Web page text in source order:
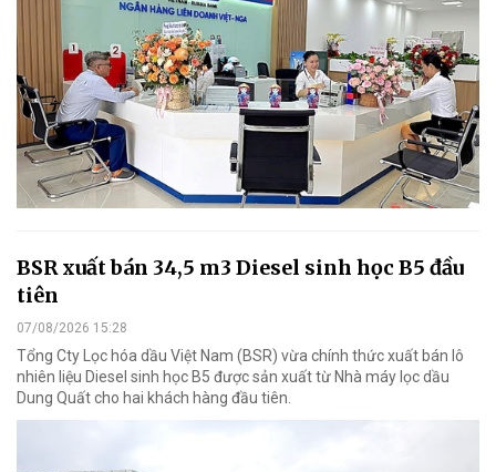
BSR xuất bán 34,5 m3 Diesel sinh học B5 đầu
tiên
07/08/2026 15:28
Tổng Cty Lọc hóa dầu Việt Nam (BSR) vừa chính thức xuất bán lô
nhiên liệu Diesel sinh học B5 được sản xuất từ Nhà máy lọc dầu
Dung Quất cho hai khách hàng đầu tiên.